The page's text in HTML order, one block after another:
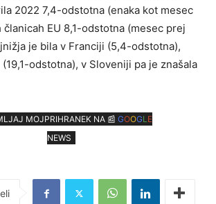
2022 7,4-odstotna (enaka kot mesec
EU 8,1-odstotna (mesec prej
je bila v Franciji (5,4-odstotna),
odstotna), v Sloveniji pa je znašala
MOJPRIHRANEK NA 📰 GOOGLE
NEWS